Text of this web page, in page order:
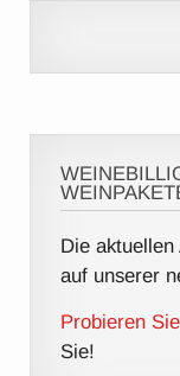
Die
auf unserer
Probieren
Sie!